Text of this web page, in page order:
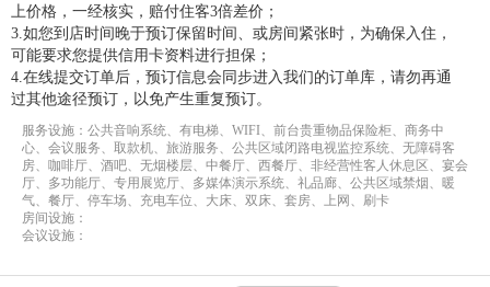
上价格，一经核实，赔付住客3倍差价；
3.如您到店时间晚于预订保留时间、或房间紧张时，为确保入住，
可能要求您提供信用卡资料进行担保；
4.在线提交订单后，预订信息会同步进入我们的订单库，请勿再通
过其他途径预订，以免产生重复预订。
服务设施：公共音响系统、有电梯、WIFI、前台贵重物品保险柜、商务中
心、会议服务、取款机、旅游服务、公共区域闭路电视监控系统、无障碍客
房、咖啡厅、酒吧、无烟楼层、中餐厅、西餐厅、非经营性客人休息区、宴会
厅、多功能厅、专用展览厅、多媒体演示系统、礼品廊、公共区域禁烟、暖
气、餐厅、停车场、充电车位、大床、双床、套房、上网、刷卡
房间设施：
会议设施：